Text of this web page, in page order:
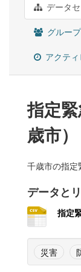
データ
グループ
アクテ
指定
歳市）
千歳市の指定
データと
指定
災害